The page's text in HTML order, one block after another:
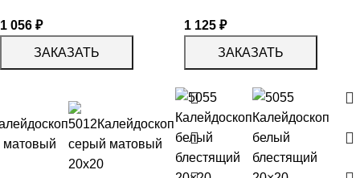
1 056 ₽
ЗАКАЗАТЬ
1 125 ₽
ЗАКАЗАТЬ